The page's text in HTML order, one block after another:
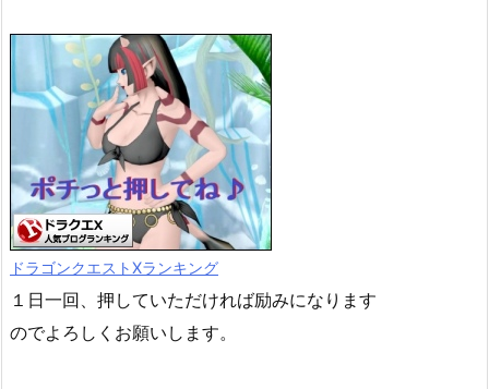
ドラゴンクエストXランキング
１日一回、押していただければ励みになります
のでよろしくお願いします。